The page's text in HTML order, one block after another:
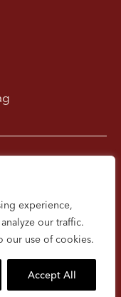
experience,
our traffic.
our use of cookies.
Accept All